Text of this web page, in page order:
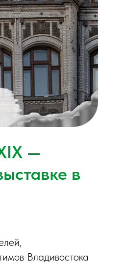
—
в
Владивостока